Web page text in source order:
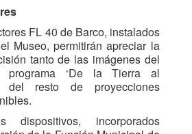
FL 40 de Barco, instalados
Museo, permitirán apreciar la
tanto de las imágenes del
programa ‘De la Tierra al
del resto de proyecciones
dispositivos, incorporados